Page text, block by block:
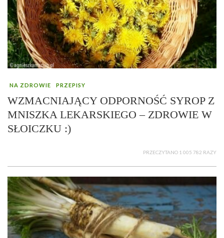
NA ZDROWIE PRZEPISY
WZMACNIAJĄCY ODPORNOŚĆ SYROP Z
MNISZKA LEKARSKIEGO – ZDROWIE W
SŁOICZKU :)
PRZECZYTANO 1 005 782 RAZY